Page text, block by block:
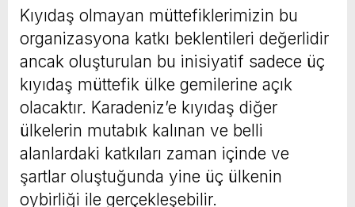
Kıyıdaş olmayan müttefiklerimizin bu
organizasyona katkı beklentileri değerlidir
ancak oluşturulan bu inisiyatif sadece üç
kıyıdaş müttefik ülke gemilerine açık
olacaktır. Karadeniz’e kıyıdaş diğer
ülkelerin mutabık kalınan ve belli
alanlardaki katkıları zaman içinde ve
şartlar oluştuğunda yine üç ülkenin
oybirliği ile gerçekleşebilir.